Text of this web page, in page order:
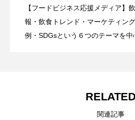
【フードビジネス応援メディア】
報・飲食トレンド・マーケティン
例・SDGsという６つのテーマを
飲食情報メディア
報まとめ（2026年8
2026.08.07 【hibana編集部注目
RELATED
関連記事